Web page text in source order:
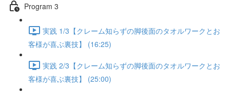
Program 3
実践 1/3【クレーム知らずの脚後面のタオルワークとお
客様が喜ぶ裏技】 (16:25)
実践 2/3【クレーム知らずの脚後面のタオルワークとお
客様が喜ぶ裏技】 (25:00)